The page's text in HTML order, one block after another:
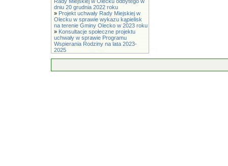
dniu 20 grudnia 2022 roku
» Projekt uchwały Rady Miejskiej w
Olecku w sprawie wykazu kąpielisk
na terenie Gminy Olecko w 2023 roku
» Konsultacje społeczne projektu
uchwały w sprawie Programu
Wspierania Rodziny na lata 2023-
2025